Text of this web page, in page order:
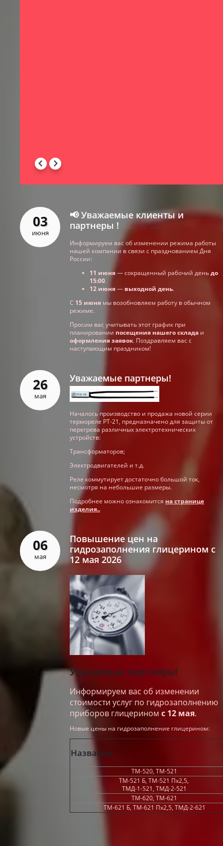
03
июня
📢 Уважаемые клиенты и
партнеры !
Информируем вас об изменении режима работы
нашей компании в связи с празднованием Дня
России:
11 июня— сокращенный рабочий деньдо
15:00.
12 июня— выходной день.
С 15 июня мы возобновляем работу в обычном
режиме.
Просим вас учитывать этот график при
планировании посещения нашего склада и
оформления заявок. Поздравляем вас с
наступающим праздником!
26
мая
Уважаемые партнеры!
Началось производство и продажа новой серии
термореле РТ-21, предназначено для защиты от
перегрева различных электротехнических
устройств:
Трансформаторов;
Электродвигателей и т.д.
Реле коммутирует достаточно большой ток,
несмотря на небольшие размеры.
Подробнее можно ознакомится на странице
изделия..
06
мая
Повышение цен на
гидрозаполнения глицерином с
12 мая 2026
Уважаемые партнёры!
Информируем вас об изменении
стоимости услуг по гидрозаполнению
приборов глицерином с 12 мая.
Новые цены на гидрозаполнение глицерином:
Название
ТМ-520, ТМ-521
ТМ-521 Б, ТМ-521 Пх2,5,
ТМД-1-521, ТМД-2-521
ТМ-620, ТМ-621
ТМ-621 Б, ТМ-621 Пх2,5, ТМД-2-621